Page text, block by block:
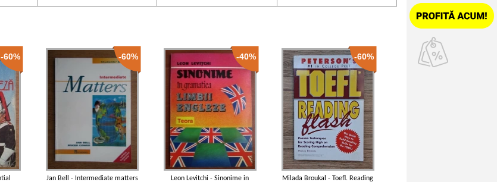
-60% -60%
Jan Bell - Intermediate matters
-40%
Leon Levitchi - Sinonime in
-60%
Milada Broukal - Toefl. Reading